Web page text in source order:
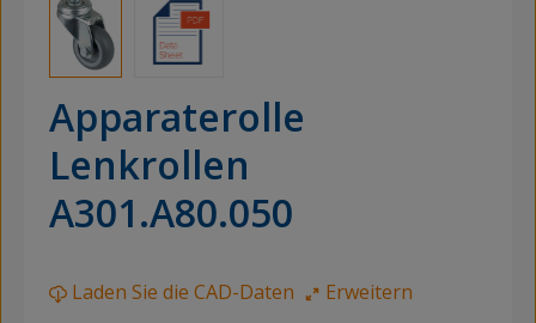
Apparaterolle
Lenkrollen
A301.A80.050
Laden Sie die CAD-Daten Erweitern